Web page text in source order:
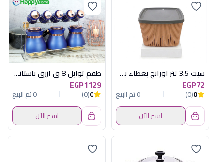
سبت 3.5 لتر اورانج بغطاء بني هيريفين
EGP72
0
(0)
0 تم البيع
اشترِ الآن
طقم توابل 8 ق ازرق باستاند هابى هوم
EGP1129
0
(0)
0 تم البيع
اشترِ الآن